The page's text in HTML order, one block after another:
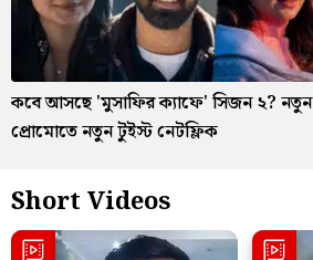
কবে আসছে 'মুসাফির ক্যাফে' সিজন ২? নতুন
প্রোমোতে নতুন টুইস্ট নেটফ্লিক
Short Videos